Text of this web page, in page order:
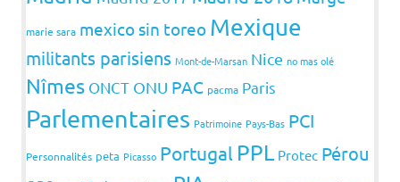
marie sara mexico sin toreo Mexique
militants parisiens Mont-de-Marsan Nice no mas olé
Nîmes ONCT ONU PAC pacma Paris
Parlementaires Patrimoine Pays-Bas PCI
Personnalités peta Picasso Portugal PPL Protec Pérou